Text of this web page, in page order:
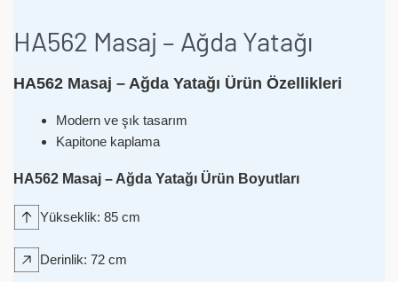
HA562 Masaj – Ağda Yatağı
HA562 Masaj – Ağda Yatağı Ürün Özellikleri
Modern ve şık tasarım
Kapitone kaplama
HA562 Masaj – Ağda Yatağı Ürün Boyutları
Yükseklik: 85 cm
Derinlik: 72 cm